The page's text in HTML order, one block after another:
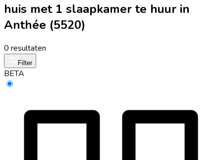
huis met 1 slaapkamer te huur in
Anthée (5520)
0 resultaten
Filter
BETA